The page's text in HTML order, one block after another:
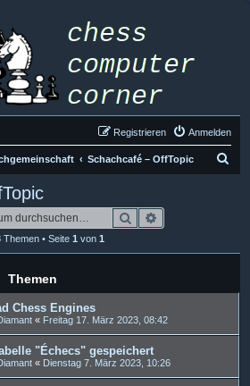
Anmelden
Registrieren
Schachcafé – OffTopic
Suche
Themen • Seite 1 von 1
Themen
Chess Engines
« Freitag 17. März 2023, 08:42
"Échecs" gespeichert
« Dienstag 7. März 2023, 10:26